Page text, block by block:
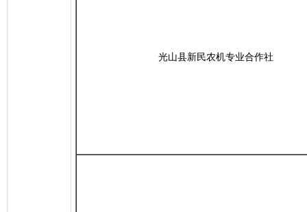
光山县新民农机专业合作社